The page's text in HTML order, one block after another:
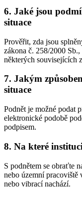
6. Jaké jsou
situace
Prověřit, zda jsou
zákona č. 258/2000
některých souvisejících
7. Jakým
situace
Podnět je možné podat
elektronické podobě
podpisem.
8. Na které
S podnětem se obraťte
nebo územní pracoviště
nebo vibrací nachází.